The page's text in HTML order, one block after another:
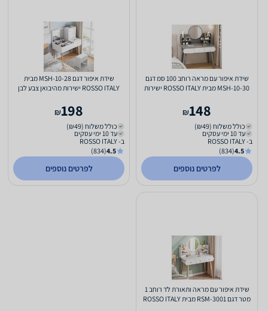
שידת איפור עם מראה רוחב 100 סמ דגם
MSH-10-30 מבית ROSSO ITALY ישירות
148
₪
כולל משלוח (₪49)
עד 10 ימי עסקים
ב- ROSSO ITALY
4.5
(834)
לפרטים נוספים
שידת איפור דגם MSH-10-28 מבית
ROSSO ITALY ישירות מהיבואן צבע לבן
198
₪
כולל משלוח (₪49)
עד 10 ימי עסקים
ב- ROSSO ITALY
4.5
(834)
לפרטים נוספים
שידת איפור עם מראה ותאורת לד רוחב 1
מטר דגם RSM-3001 מבית ROSSO ITALY